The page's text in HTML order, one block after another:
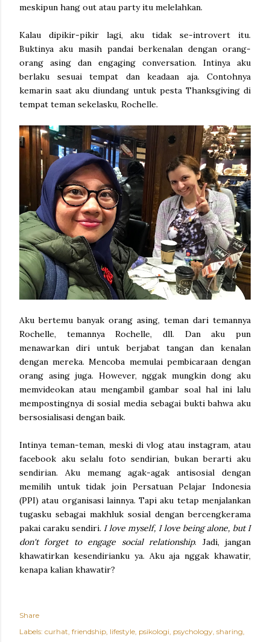
meskipun hang out atau party itu melelahkan.
Kalau dipikir-pikir lagi, aku tidak se-introvert itu.
Buktinya aku masih pandai berkenalan dengan orang-
orang asing dan engaging conversation. Intinya aku
berlaku sesuai tempat dan keadaan aja. Contohnya
kemarin saat aku diundang untuk pesta Thanksgiving di
tempat teman sekelasku, Rochelle.
Aku bertemu banyak orang asing, teman dari temannya
Rochelle, temannya Rochelle, dll. Dan aku pun
menawarkan diri untuk berjabat tangan dan kenalan
dengan mereka. Mencoba memulai pembicaraan dengan
orang asing juga. However, nggak mungkin dong aku
memvideokan atau mengambil gambar soal hal ini lalu
mempostingnya di sosial media sebagai bukti bahwa aku
bersosialisasi dengan baik.
Intinya teman-teman, meski di vlog atau instagram, atau
facebook aku selalu foto sendirian, bukan berarti aku
sendirian. Aku memang agak-agak antisosial dengan
memilih untuk tidak join Persatuan Pelajar Indonesia
(PPI) atau organisasi lainnya. Tapi aku tetap menjalankan
tugasku sebagai makhluk sosial dengan bercengkerama
pakai caraku sendiri. I love myself, I love being alone, but I
don't forget to engage social relationship. Jadi, jangan
khawatirkan kesendirianku ya. Aku aja nggak khawatir,
kenapa kalian khawatir?
Share
Labels: curhat friendship lifestyle psikologi psychology sharing